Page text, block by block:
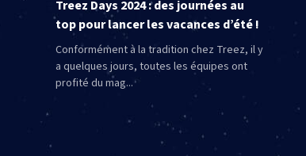
Treez Days 2024 : des journées au
top pour lancer les vacances d’été !
Conformément à la tradition chez Treez, il y
a quelques jours, toutes les équipes ont
profité du mag...